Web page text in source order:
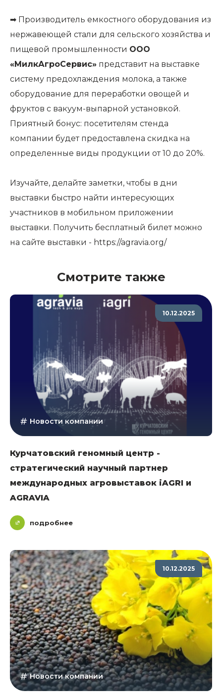
➡ Производитель емкостного оборудования из
нержавеющей стали для сельского хозяйства и
пищевой промышленности ООО
«МилкАгроСервис» представит на выставке
систему предохлаждения молока, а также
оборудование для переработки овощей и
фруктов с вакуум-выпарной установкой.
Приятный бонус: посетителям стенда
компании будет предоставлена скидка на
определенные виды продукции от 10 до 20%.
Изучайте, делайте заметки, чтобы в дни
выставки быстро найти интересующих
участников в мобильном приложении
выставки. Получить бесплатный билет можно
на сайте выставки - https://agravia.org/
Смотрите также
10.12.2025
Новости компании
Курчатовский геномный центр -
стратегический научный партнер
международных агровыставок iAGRI и
AGRAVIA
подробнее
10.12.2025
Новости компании